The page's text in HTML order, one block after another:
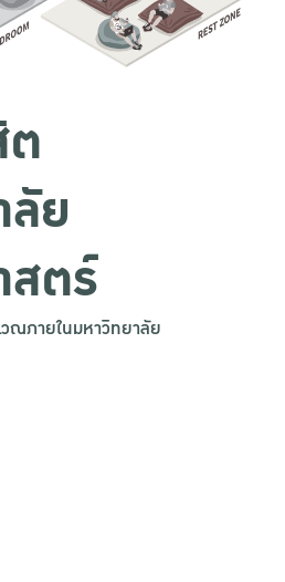
ย
ตร์
ณภายในมหาวิทยาลัย